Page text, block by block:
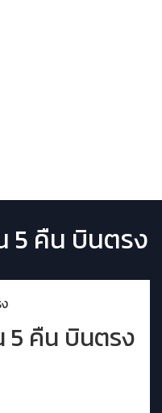
5 คืน บินตรง
5 คืน บินตรง